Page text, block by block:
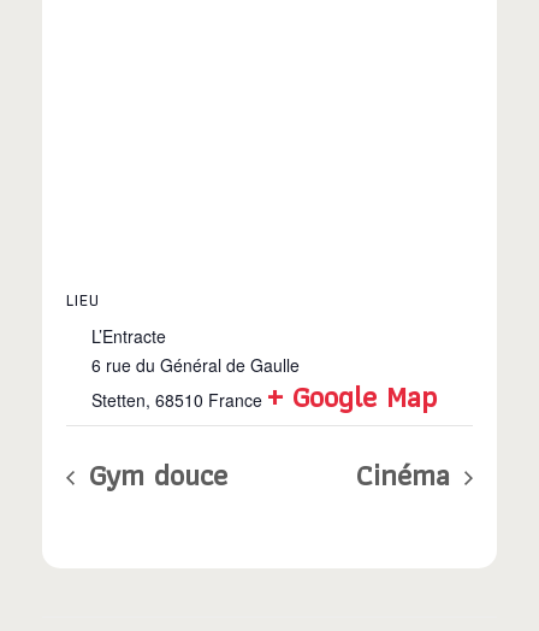
LIEU
L’Entracte
6 rue du Général de Gaulle
Stetten, 68510 France + Google Map
Gym douce
Cinéma